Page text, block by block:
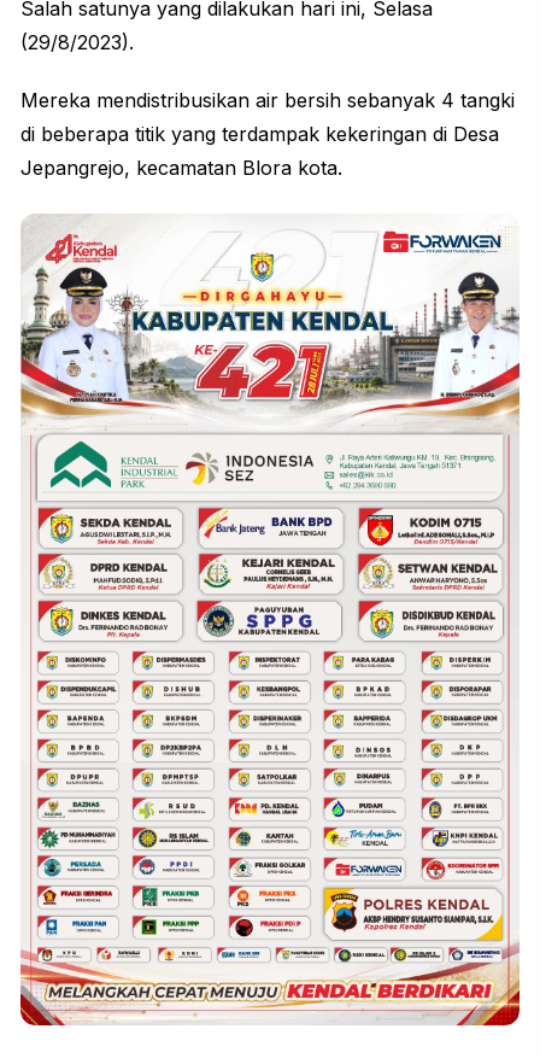
Salah satunya yang dilakukan hari ini, Selasa
(29/8/2023).
Mereka mendistribusikan air bersih sebanyak 4 tangki
di beberapa titik yang terdampak kekeringan di Desa
Jepangrejo, kecamatan Blora kota.